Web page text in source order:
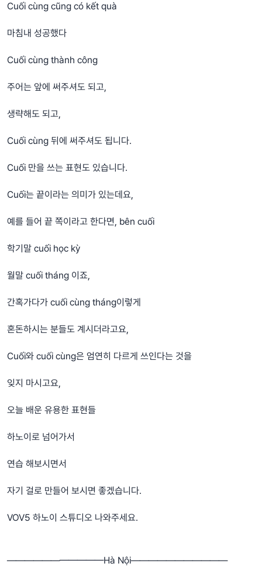
Cuối cùng cũng có kết quà
마침내 성공했다
Cuối cùng thành công
주어는 앞에 써주셔도 되고,
생략해도 되고,
Cuối cùng 뒤에 써주셔도 됩니다.
Cuối 만을 쓰는 표현도 있습니다.
Cuối는 끝이라는 의미가 있는데요,
예를 들어 끝 쪽이라고 한다면, bên cuối
학기말 cuối học kỳ
월말 cuối tháng 이죠,
간혹가다가 cuối cùng tháng이렇게
혼돈하시는 분들도 계시더라고요,
Cuối와 cuối cùng은 엄연히 다르게 쓰인다는 것을
잊지 마시고요,
오늘 배운 유용한 표현들
하노이로 넘어가서
연습 해보시면서
자기 걸로 만들어 보시면 좋겠습니다.
VOV5 하노이 스튜디오 나와주세요.
———————————Hà Nội———————————